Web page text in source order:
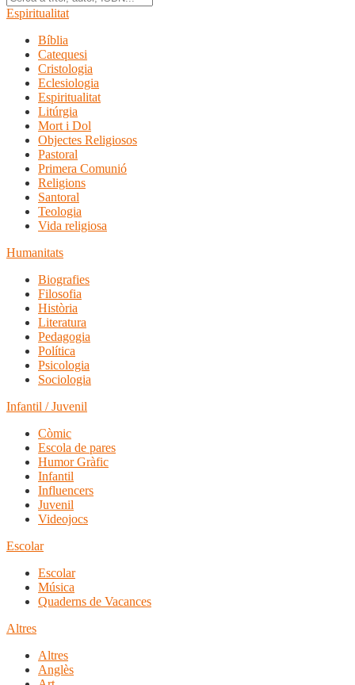
Espiritualitat
Bíblia
Catequesi
Cristologia
Eclesiologia
Espiritualitat
Litúrgia
Mort i Dol
Objectes Religiosos
Pastoral
Primera Comunió
Religions
Santoral
Teologia
Vida religiosa
Humanitats
Biografies
Filosofia
Història
Literatura
Pedagogia
Política
Psicologia
Sociologia
Infantil / Juvenil
Còmic
Escola de pares
Humor Gràfic
Infantil
Influencers
Juvenil
Videojocs
Escolar
Escolar
Música
Quaderns de Vacances
Altres
Altres
Anglès